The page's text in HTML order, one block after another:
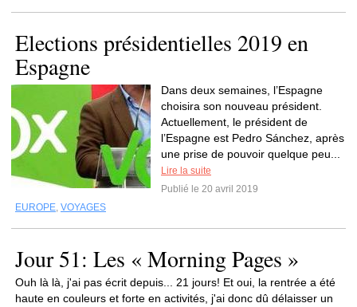
Elections présidentielles 2019 en
Espagne
Dans deux semaines, l’Espagne
choisira son nouveau président.
Actuellement, le président de
l’Espagne est Pedro Sánchez, après
une prise de pouvoir quelque peu...
Lire la suite
Publié le 20 avril 2019
EUROPE, VOYAGES
Jour 51: Les « Morning Pages »
Ouh là là, j'ai pas écrit depuis... 21 jours! Et oui, la rentrée a été
haute en couleurs et forte en activités, j'ai donc dû délaisser un